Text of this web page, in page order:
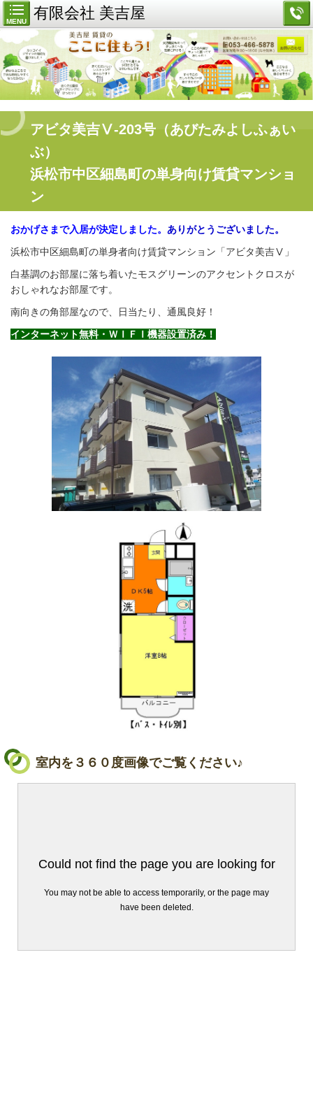
MENU 有限会社 美吉屋
アビタ美吉Ⅴ-203号（あびたみよしふぁい
ぶ）
浜松市中区細島町の単身向け賃貸マンショ
ン
おかげさまで入居が決定しました。 ありがとうございました。
浜松市中区細島町の単身者向け賃貸マンション「アビタ美吉Ⅴ」
白基調のお部屋に落ち着いたモスグリーンのアクセントクロスが
おしゃれなお部屋です。
南向きの角部屋なので、日当たり、通風良好！
インターネット無料・ＷＩＦＩ機器設置済み！
室内を３６０度画像でご覧ください♪